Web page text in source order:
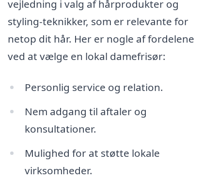
vejledning i valg af hårprodukter og
styling-teknikker, som er relevante for
netop dit hår. Her er nogle af fordelene
ved at vælge en lokal damefrisør:
Personlig service og relation.
Nem adgang til aftaler og
konsultationer.
Mulighed for at støtte lokale
virksomheder.